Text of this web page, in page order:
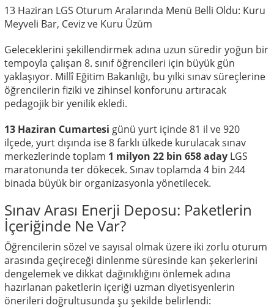
13 Haziran LGS Oturum Aralarında Menü Belli Oldu: Kuru
Meyveli Bar, Ceviz ve Kuru Üzüm
Geleceklerini şekillendirmek adına uzun süredir yoğun bir
tempoyla çalışan 8. sınıf öğrencileri için büyük gün
yaklaşıyor. Millî Eğitim Bakanlığı, bu yılki sınav süreçlerine
öğrencilerin fiziki ve zihinsel konforunu artıracak
pedagojik bir yenilik ekledi.
13 Haziran Cumartesi günü yurt içinde 81 il ve 920
ilçede, yurt dışında ise 8 farklı ülkede kurulacak sınav
merkezlerinde toplam 1 milyon 22 bin 658 aday LGS
maratonunda ter dökecek. Sınav toplamda 4 bin 244
binada büyük bir organizasyonla yönetilecek.
Sınav Arası Enerji Deposu: Paketlerin
İçeriğinde Ne Var?
Öğrencilerin sözel ve sayısal olmak üzere iki zorlu oturum
arasında geçireceği dinlenme süresinde kan şekerlerini
dengelemek ve dikkat dağınıklığını önlemek adına
hazırlanan paketlerin içeriği uzman diyetisyenlerin
önerileri doğrultusunda şu şekilde belirlendi: